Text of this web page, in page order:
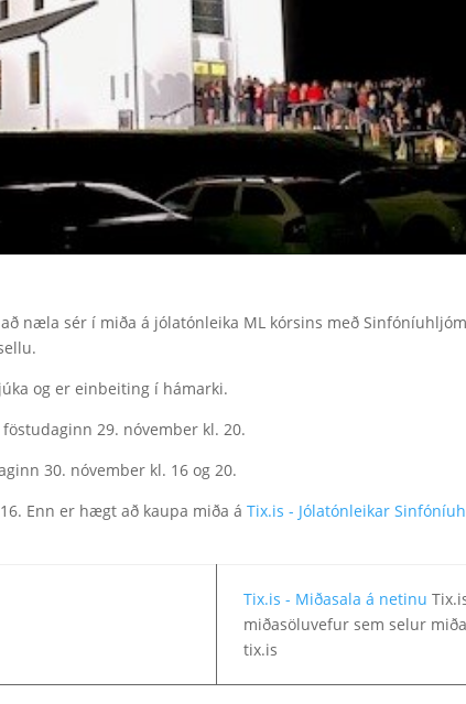
næla sér í miða á jólatónleika ML kórsins með
og er einbeiting í hámarki.
29. nóvember kl. 20.
30. nóvember kl. 16 og 20.
Enn er hægt að kaupa miða áTix.is - Jólatónleikar
Tix.is - Miðasala á netinu
miðasöluvefur sem selur
tix.is